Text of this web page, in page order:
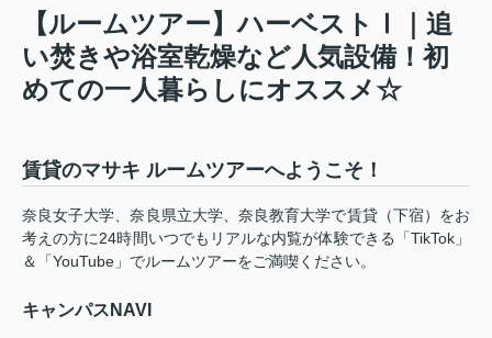
【ルームツアー】ハーベストⅠ｜追
い焚きや浴室乾燥など人気設備！初
めての一人暮らしにオススメ☆
賃貸のマサキ ルームツアーへようこそ！
奈良女子大学、奈良県立大学、奈良教育大学で賃貸（下宿）をお
考えの方に24時間いつでもリアルな内覧が体験できる「TikTok」
＆「YouTube」でルームツアーをご満喫ください。
キャンパスNAVI